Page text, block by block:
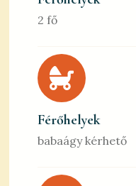
2 fő
Férőhelyek
babaágy kérhető